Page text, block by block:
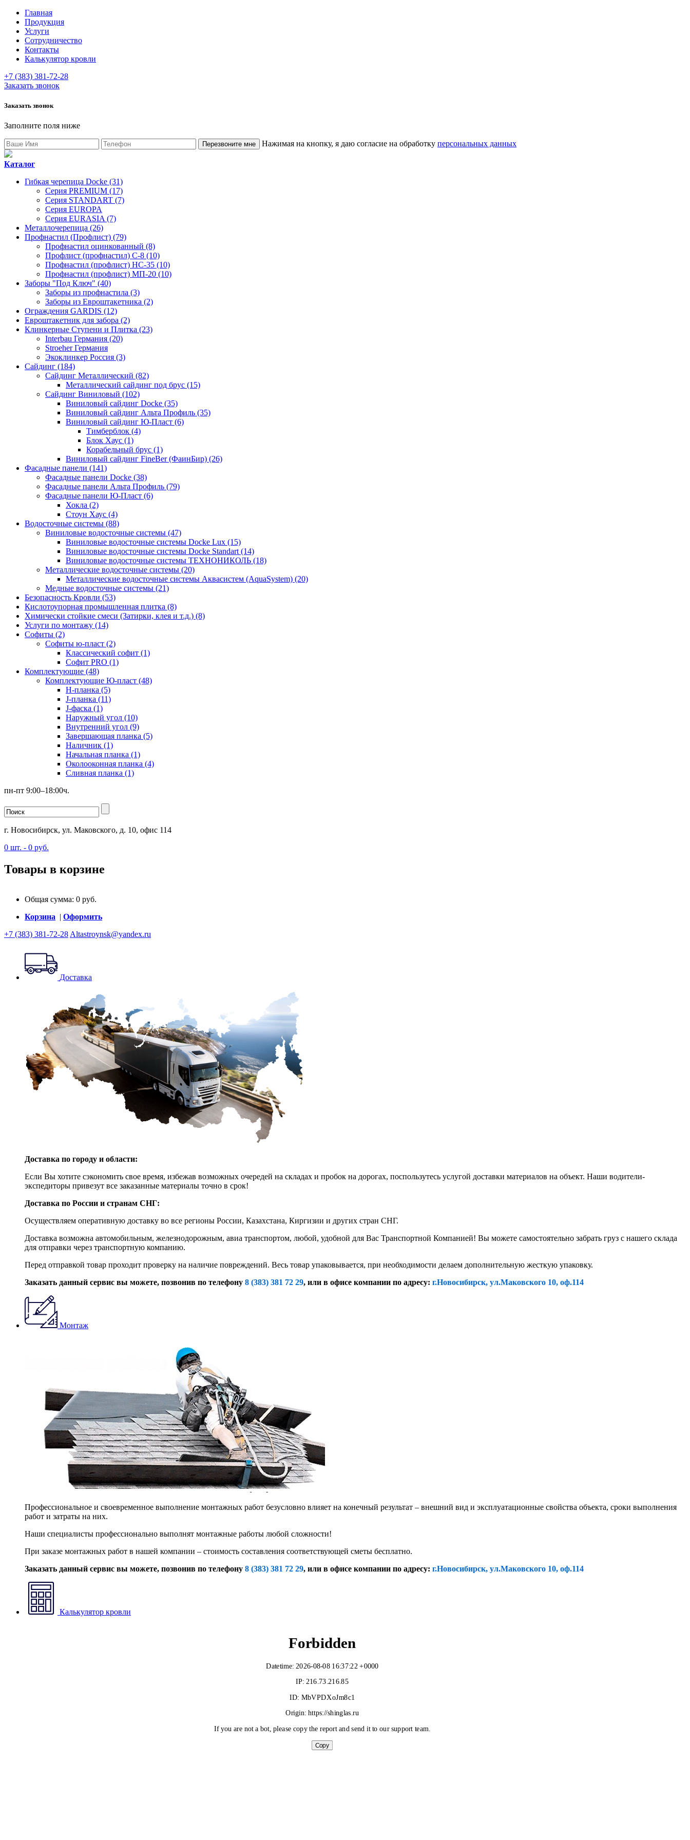
Главная
Продукция
Услуги
Сотрудничество
Контакты
Калькулятор кровли
+7 (383) 381-72-28
Заказать звонок
Заказать звонок
Заполните поля ниже
Нажимая на кнопку, я даю согласие на обработку персональных данных
Каталог
Гибкая черепица Docke (31)
Серия PREMIUM (17)
Серия STANDART (7)
Серия EUROPA
Серия EURASIA (7)
Металлочерепица (26)
Профнастил (Профлист) (79)
Профнастил оцинкованный (8)
Профлист (профнастил) С-8 (10)
Профнастил (профлист) НС-35 (10)
Профнастил (профлист) МП-20 (10)
Заборы "Под Ключ" (40)
Заборы из профнастила (3)
Заборы из Евроштакетника (2)
Ограждения GARDIS (12)
Евроштакетник для забора (2)
Клинкерные Ступени и Плитка (23)
Interbau Германия (20)
Stroeher Германия
Экоклинкер Россия (3)
Сайдинг (184)
Сайдинг Металлический (82)
Металлический сайдинг под брус (15)
Сайдинг Виниловый (102)
Виниловый сайдинг Docke (35)
Виниловый сайдинг Альта Профиль (35)
Виниловый сайдинг Ю-Пласт (6)
Тимберблок (4)
Блок Хаус (1)
Корабельный брус (1)
Виниловый сайдинг FineBer (ФаинБир) (26)
Фасадные панели (141)
Фасадные панели Docke (38)
Фасадные панели Альта Профиль (79)
Фасадные панели Ю-Пласт (6)
Хокла (2)
Стоун Хаус (4)
Водосточные системы (88)
Виниловые водосточные системы (47)
Виниловые водосточные системы Docke Lux (15)
Виниловые водосточные системы Docke Standart (14)
Виниловые водосточные системы ТЕХНОНИКОЛЬ (18)
Металлические водосточные системы (20)
Металлические водосточные системы Аквасистем (AquaSystem) (20)
Медные водосточные системы (21)
Безопасность Кровли (53)
Кислотоупорная промышленная плитка (8)
Химически стойкие смеси (Затирки, клея и т.д.) (8)
Услуги по монтажу (14)
Софиты (2)
Софиты ю-пласт (2)
Классический софит (1)
Софит PRO (1)
Комплектующие (48)
Комплектующие Ю-пласт (48)
H-планка (5)
J-планка (11)
J-фаска (1)
Наружный угол (10)
Внутренний угол (9)
Завершающая планка (5)
Наличник (1)
Начальная планка (1)
Околооконная планка (4)
Сливная планка (1)
пн-пт 9:00–18:00ч.
г. Новосибирск, ул. Маковского, д. 10, офис 114
0 шт. - 0 руб.
Товары в корзине
Общая сумма: 0 руб.
Корзина | Оформить
+7 (383) 381-72-28 Altastroynsk@yandex.ru
Доставка
Доставка по городу и области:
Если Вы хотите сэкономить свое время, избежав возможных очередей на складах и пробок на дорогах, поспользутесь услугой доставки материалов на объект. Наши водители-
экспедиторы привезут все заказанные материалы точно в срок!
Доставка по России и странам СНГ:
Осуществляем оперативную доставку во все регионы России, Казахстана, Киргизии и других стран СНГ.
Доставка возможна автомобильным, железнодорожным, авиа транспортом, любой, удобной для Вас Транспортной Компанией! Вы можете самостоятельно забрать груз с нашего склада
для отправки через транспортную компанию.
Перед отправкой товар проходит проверку на наличие повреждений. Весь товар упаковывается, при необходимости делаем дополнительную жесткую упаковку.
Заказать данный сервис вы можете, позвонив по телефону 8 (383) 381 72 29, или в офисе компании по адресу: г.Новосибирск, ул.Маковского 10, оф.114
Монтаж
Профессиональное и своевременное выполнение монтажных работ безусловно влияет на конечный результат – внешний вид и эксплуатационные свойства объекта, сроки выполнения
работ и затраты на них.
Наши специалисты профессионально выполнят монтажные работы любой сложности!
При заказе монтажных работ в нашей компании – стоимость составления соответствующей сметы бесплатно.
Заказать данный сервис вы можете, позвонив по телефону 8 (383) 381 72 29, или в офисе компании по адресу: г.Новосибирск, ул.Маковского 10, оф.114
Калькулятор кровли